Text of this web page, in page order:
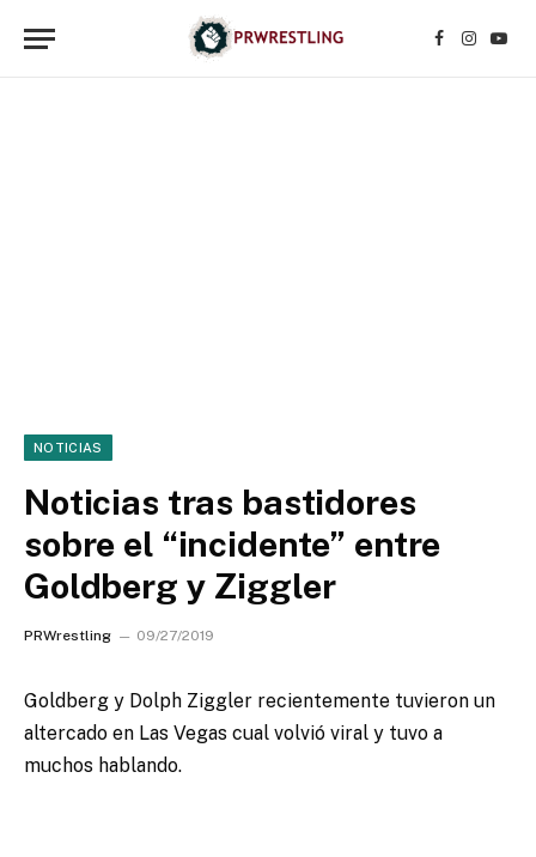
Facebook
NOTICIAS
Noticias tras bastidores
sobre el “incidente” entre
Goldberg y Ziggler
PRWrestling 09/27/2019
Goldberg y Dolph Ziggler recientemente tuvieron un
altercado en Las Vegas cual volvió viral y tuvo a
muchos hablando.